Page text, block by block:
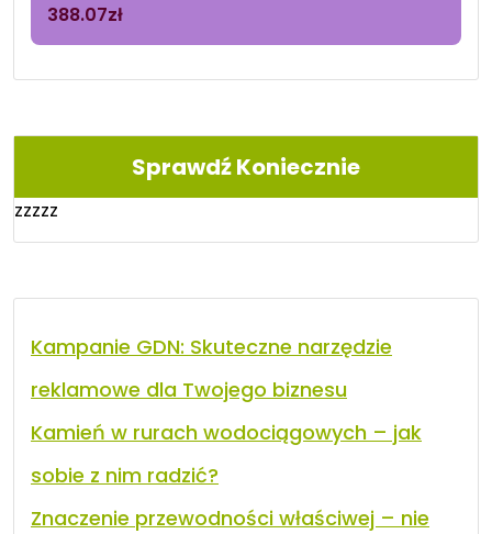
388.07zł
Sprawdź Koniecznie
zzzzz
Kampanie GDN: Skuteczne narzędzie
reklamowe dla Twojego biznesu
Kamień w rurach wodociągowych – jak
sobie z nim radzić?
Znaczenie przewodności właściwej – nie